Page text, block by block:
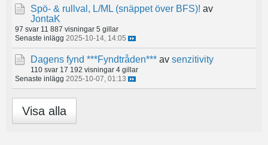
Spö- & rullval, L/ML (snäppet över BFS)! av
JontaK
97 svar 11 887 visningar 5 gillar
Senaste inlägg 2025-10-14, 14:05
Dagens fynd ***Fyndtråden*** av senzitivity
110 svar 17 192 visningar 4 gillar
Senaste inlägg 2025-10-07, 01:13
Visa alla